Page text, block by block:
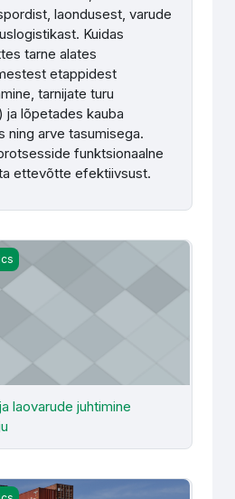
laondusest, varude
Kuidas
tarne alates
etappidest
tarnijate turu
ja lõpetades kauba
ning arve tasumisega.
funktsionaalne
ettevõtte efektiivsust.
laovarude juhtimine (TLM360) - R.
laovarude juhtimine
2025